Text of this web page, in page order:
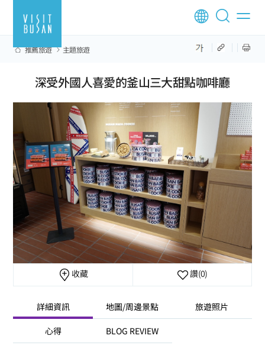
推薦旅遊 主題旅遊
深受外國人喜愛的釜山三大甜點咖啡廳
收藏 讚(0)
詳細資訊 地圖/周邊景點 旅遊照片
心得 BLOG REVIEW